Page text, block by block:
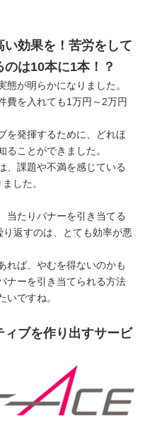
い効果を！苦労をして
のは10本に1本！？
が明らかになりました。
費を入れても1万円～2万円
を発揮するために、どれほ
ることができました。
、課題や不満を感じている
した。
当たりバナーを引き当てる
返すのは、とても効率が悪
れば、やむを得ないのかも
ナーを引き当てられる方法
いですね。
ブを作り出すサービ